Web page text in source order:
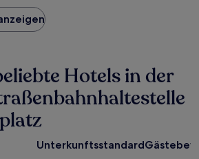
Hotels in der
Unterkunftsstandard